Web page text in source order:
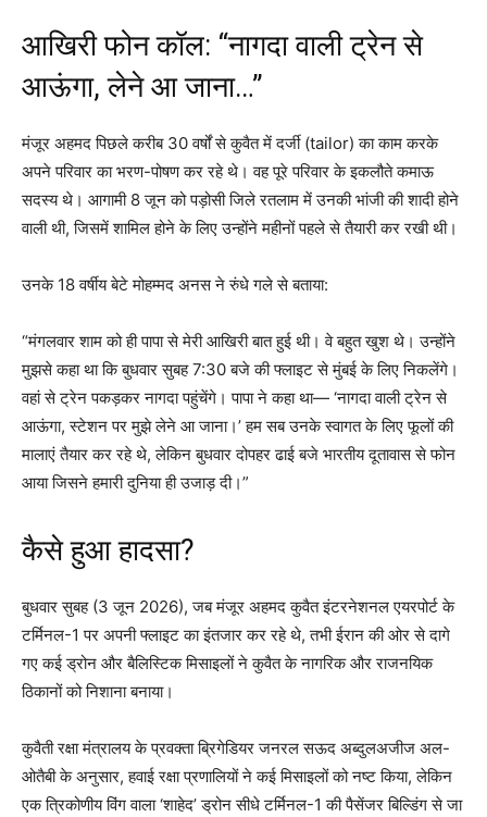
आखिरी फोन कॉल: “नागदा वाली ट्रेन से
आऊंगा, लेने आ जाना…”
मंजूर अहमद पिछले करीब 30 वर्षों से कुवैत में दर्जी (tailor) का काम करके
अपने परिवार का भरण-पोषण कर रहे थे। वह पूरे परिवार के इकलौते कमाऊ
सदस्य थे। आगामी 8 जून को पड़ोसी जिले रतलाम में उनकी भांजी की शादी होने
वाली थी, जिसमें शामिल होने के लिए उन्होंने महीनों पहले से तैयारी कर रखी थी।
उनके 18 वर्षीय बेटे मोहम्मद अनस ने रुंधे गले से बताया:
“मंगलवार शाम को ही पापा से मेरी आखिरी बात हुई थी। वे बहुत खुश थे। उन्होंने
मुझसे कहा था कि बुधवार सुबह 7:30 बजे की फ्लाइट से मुंबई के लिए निकलेंगे।
वहां से ट्रेन पकड़कर नागदा पहुंचेंगे। पापा ने कहा था— ‘नागदा वाली ट्रेन से
आऊंगा, स्टेशन पर मुझे लेने आ जाना।’ हम सब उनके स्वागत के लिए फूलों की
मालाएं तैयार कर रहे थे, लेकिन बुधवार दोपहर ढाई बजे भारतीय दूतावास से फोन
आया जिसने हमारी दुनिया ही उजाड़ दी।”
कैसे हुआ हादसा?
बुधवार सुबह (3 जून 2026), जब मंजूर अहमद कुवैत इंटरनेशनल एयरपोर्ट के
टर्मिनल-1 पर अपनी फ्लाइट का इंतजार कर रहे थे, तभी ईरान की ओर से दागे
गए कई ड्रोन और बैलिस्टिक मिसाइलों ने कुवैत के नागरिक और राजनयिक
ठिकानों को निशाना बनाया।
कुवैती रक्षा मंत्रालय के प्रवक्ता ब्रिगेडियर जनरल सऊद अब्दुलअजीज अल-
ओतैबी के अनुसार, हवाई रक्षा प्रणालियों ने कई मिसाइलों को नष्ट किया, लेकिन
एक त्रिकोणीय विंग वाला ‘शाहेद’ ड्रोन सीधे टर्मिनल-1 की पैसेंजर बिल्डिंग से जा